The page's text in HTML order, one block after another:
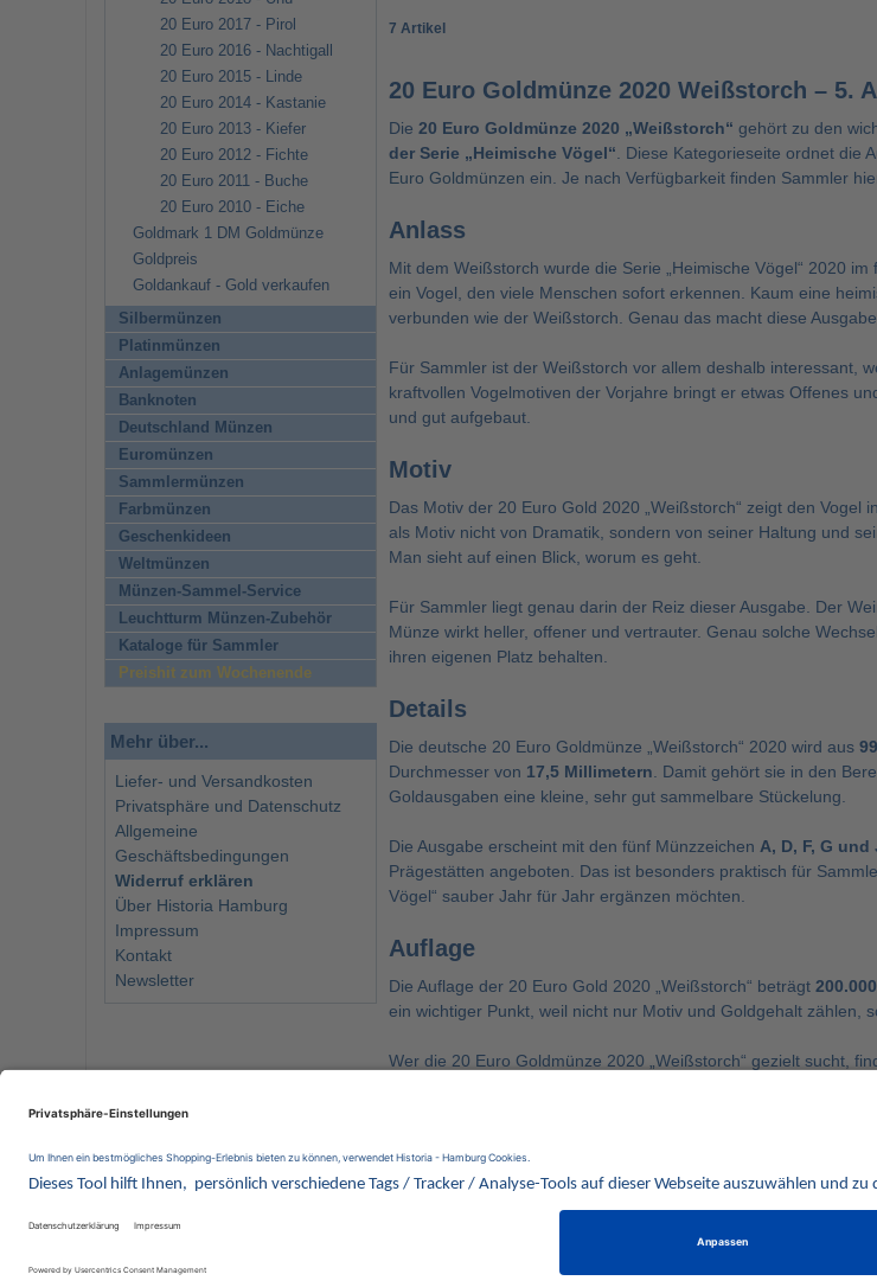
7 Artikel
20 Euro Goldmünze 2020 Weißstorch – 5.
Die 20 Euro Goldmünze 2020 „Weißstorch“ gehört zu den
der Serie „Heimische Vögel“ . Diese Kategorieseite ordnet die
Euro Goldmünzen ein. Je nach Verfügbarkeit finden Sammler
Anlass
Mit dem Weißstorch wurde die Serie „Heimische Vögel“ 2020
ein Vogel, den viele Menschen sofort erkennen. Kaum eine
verbunden wie der Weißstorch. Genau das macht diese
Für Sammler ist der Weißstorch vor allem deshalb interessant,
kraftvollen Vogelmotiven der Vorjahre bringt er etwas Offenes
und gut aufgebaut.
Motiv
Das Motiv der 20 Euro Gold 2020 „Weißstorch“ zeigt den
als Motiv nicht von Dramatik, sondern von seiner Haltung und
Man sieht auf einen Blick, worum es geht.
Für Sammler liegt genau darin der Reiz dieser Ausgabe. Der
Münze wirkt heller, offener und vertrauter. Genau solche
ihren eigenen Platz behalten.
Details
Die deutsche 20 Euro Goldmünze „Weißstorch“ 2020 wird aus
Durchmesser von 17,5 Millimetern . Damit gehört sie in den
Goldausgaben eine kleine, sehr gut sammelbare Stückelung.
Die Ausgabe erscheint mit den fünf Münzzeichen A, D, F, G und
Prägestätten angeboten. Das ist besonders praktisch für
Vögel“ sauber Jahr für Jahr ergänzen möchten.
Auflage
Die Auflage der 20 Euro Gold 2020 „Weißstorch“ beträgt
ein wichtiger Punkt, weil nicht nur Motiv und Goldgehalt zählen,
Wer die 20 Euro Goldmünze 2020 „Weißstorch“ gezielt sucht,
20 Euro 2017 - Pirol
20 Euro 2016 - Nachtigall
20 Euro 2015 - Linde
20 Euro 2014 - Kastanie
20 Euro 2013 - Kiefer
20 Euro 2012 - Fichte
20 Euro 2011 - Buche
20 Euro 2010 - Eiche
Goldmark 1 DM Goldmünze
Goldpreis
Goldankauf - Gold verkaufen
Silbermünzen
Platinmünzen
Anlagemünzen
Banknoten
Deutschland Münzen
Euromünzen
Sammlermünzen
Farbmünzen
Geschenkideen
Weltmünzen
Münzen-Sammel-Service
Leuchtturm Münzen-Zubehör
Kataloge für Sammler
Preishit zum Wochenende
Mehr über...
Liefer- und Versandkosten
Privatsphäre und Datenschutz
Allgemeine
Geschäftsbedingungen
Widerruf erklären
Über Historia Hamburg
Impressum
Kontakt
Newsletter
Wir behalten uns vor, für ausgewählte Münzen die
Münzen von HISTORIA